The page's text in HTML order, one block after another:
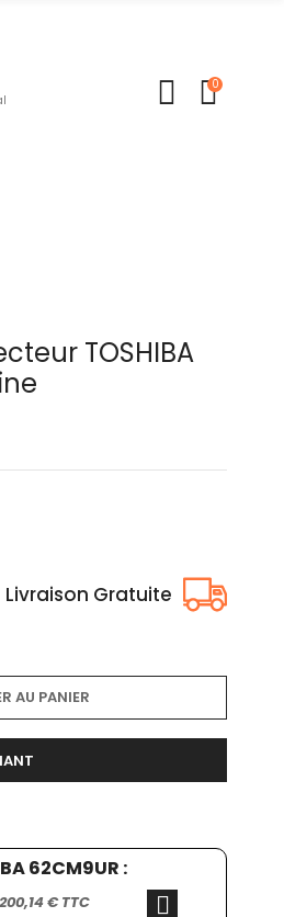
0
TOSHIBA
Livraison Gratuite
AU PANIER
62CM9UR :
€ TTC